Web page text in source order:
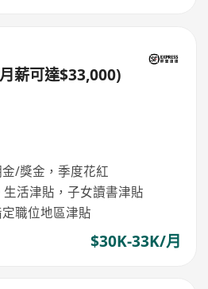
薪可達$33,000)
/獎金，季度花紅
活津貼，子女讀書津貼
職位地區津貼
$30K-33K/月